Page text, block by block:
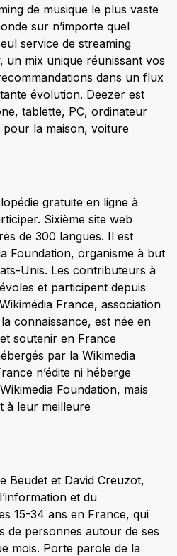
de musique le plus vaste
sur n’importe quel
service de streaming
un mix unique réunissant vos
dans un flux
évolution. Deezer est
tablette, PC, ordinateur
la maison, voiture
gratuite en ligne à
Sixième site web
de 300 langues. Il est
Foundation, organisme à but
Unis. Les contributeurs à
et participent depuis
France, association
connaissance, est née en
soutenir en France
par la Wikimedia
n’édite ni héberge
Foundation, mais
à leur meilleure
Beudet et David Creuzot,
et du
15-34 ans en France, qui
de personnes autour de ses
mois. Porte parole de la